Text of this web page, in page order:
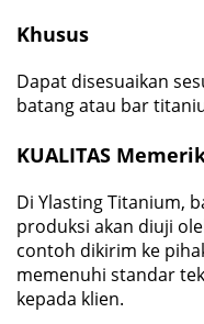
Khusus
Dapat disesuaikan
batang atau bar
KUALITAS
Di Ylasting Titanium,
produksi akan diuji
contoh dikirim ke
memenuhi standar
kepada klien.